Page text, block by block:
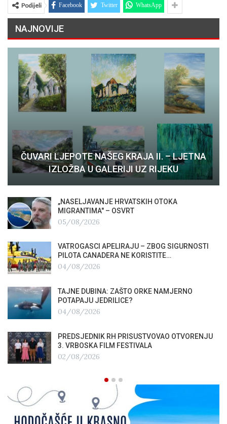
Podijeli Facebook Twitter WhatsApp
NAJNOVIJE
ČUVARI LJEPOTE NAŠEG KRAJA II. – LJETNA
IZLOŽBA U GALERIJI UZ RIJEKU
„NASELJAVANJE HRVATSKIH OTOKA
MIGRANTIMA″ – OSVRT
05/08/2026
VATROGASCI APELIRAJU – ZBOG SIGURNOSTI
PILOTA CANADERA NE KORISTITE…
04/08/2026
TAJNE DUBINA: ZAŠTO ORKE NAMJERNO
POTAPAJU JEDRILICE?
04/08/2026
PREDSJEDNIK RH PRISUSTVOVAO OTVORENJU
3. VRBOSKA FILM FESTIVALA
02/08/2026